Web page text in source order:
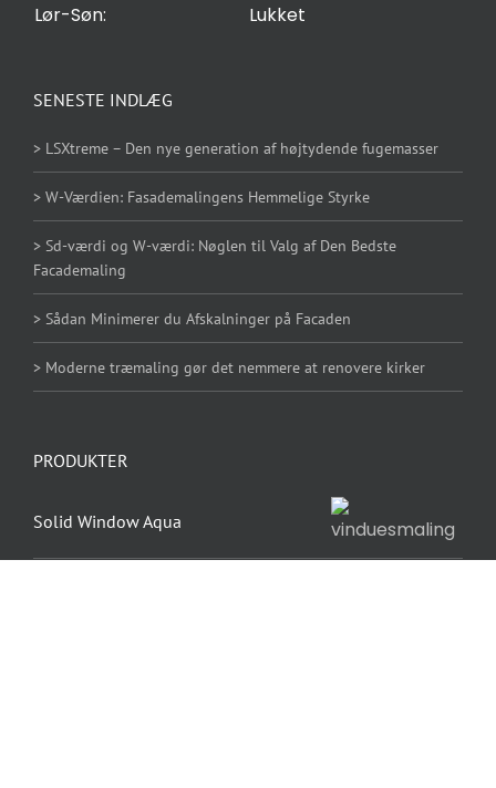
Lør-Søn:
Lukket
SENESTE INDLÆG
> LSXtreme – Den nye generation af højtydende fugemasser
> W-Værdien: Fasademalingens Hemmelige Styrke
> Sd-værdi og W-værdi: Nøglen til Valg af Den Bedste
Facademaling
> Sådan Minimerer du Afskalninger på Facaden
> Moderne træmaling gør det nemmere at renovere kirker
PRODUKTER
Solid Window Aqua